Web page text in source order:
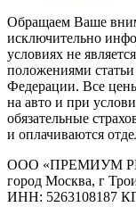
Обращаем Ваше
исключительно
условиях не
положениями статьи
Федерации. Все
на авто и при
обязательные
и оплачиваются
ООО «ПРЕМИУМ
город Москва, г
ИНН: 5263108187